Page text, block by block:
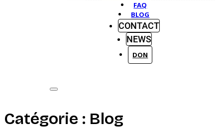
FAQ
BLOG
CONTACT
NEWS
DON
Catégorie : Blog